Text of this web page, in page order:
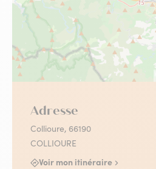
Adresse
Collioure, 66190
COLLIOURE
Voir mon itinéraire